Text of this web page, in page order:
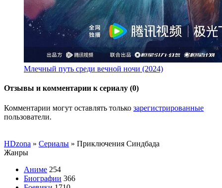
Млечный путь среди вечной ночи (2024)
Отзывы и комментарии к сериалу (0)
Комментарии могут оставлять только зарегистрированные
пользователи.
HDzona » Сериалы » Приключения Синдбада
Жанры
Аниме 254
Биографии 366